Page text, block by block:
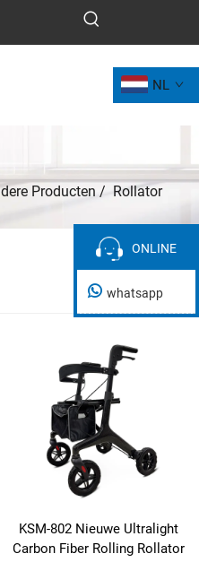
NL
Producten / Rollator
KSM-802 Nieuwe Ultralight
Carbon Fiber Rolling Rollator
ONLINE
ONLINE
whatsapp